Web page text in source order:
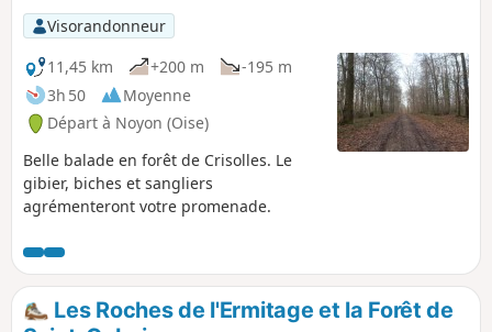
Visorandonneur
11,45 km
+200 m
-195 m
3h 50
Moyenne
Départ à Noyon (Oise)
Belle balade en forêt de Crisolles. Le
gibier, biches et sangliers
agrémenteront votre promenade.
Les Roches de l'Ermitage et la Forêt de